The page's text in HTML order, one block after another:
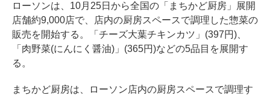
ローソンは、10月25日から全国の「まちかど厨房」展開
店舗約9,000店で、店内の厨房スペースで調理した惣菜の
販売を開始する。「チーズ大葉チキンカツ」(397円)、
「肉野菜(にんにく醤油)」(365円)などの5品目を展開す
る。
まちかど厨房は、ローソン店内の厨房スペースで調理す